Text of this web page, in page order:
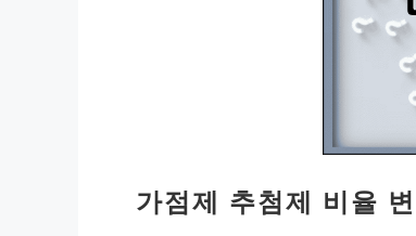
가점제 추첨제 비율